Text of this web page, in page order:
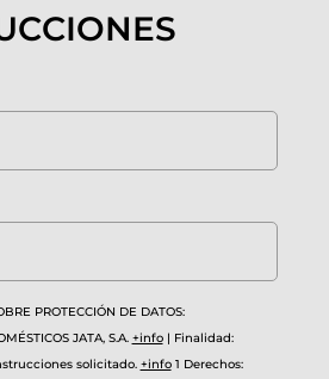
PROTECCIÓN DE DATOS:
JATA, S.A. +info | Finalidad:
solicitado. +info1 Derechos: